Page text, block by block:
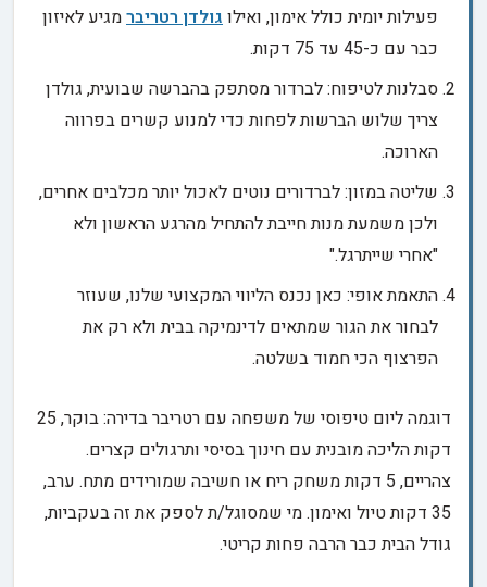
פעילות יומית כולל אימון, ואילוגולדן רטריברמגיע לאיזון
כבר עם כ-45 עד 75 דקות.
סבלנות לטיפוח: לברדור מסתפק בהברשה שבועית, גולדן
צריך שלוש הברשות לפחות כדי למנוע קשרים בפרווה
הארוכה.
שליטה במזון: לברדורים נוטים לאכול יותר מכלבים אחרים,
ולכן משמעת מנות חייבת להתחיל מהרגע הראשון ולא
"אחרי שייתרגל."
התאמת אופי: כאן נכנס הליווי המקצועי שלנו, שעוזר
לבחור את הגור שמתאים לדינמיקה בבית ולא רק את
הפרצוף הכי חמוד בשלטה.
דוגמה ליום טיפוסי של משפחה עם רטריבר בדירה: בוקר, 25
דקות הליכה מובנית עם חינוך בסיסי ותרגולים קצרים.
צהריים, 5 דקות משחק ריח או חשיבה שמורידים מתח. ערב,
35 דקות טיול ואימון. מי שמסוגל/ת לספק את זה בעקביות,
גודל הבית כבר הרבה פחות קריטי.